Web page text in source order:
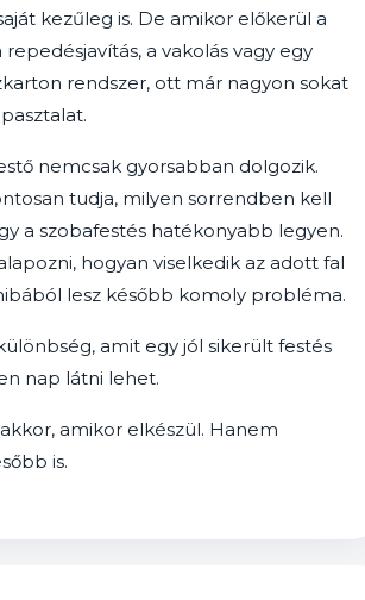
kezűleg is. De amikor előkerül a
repedésjavítás, a vakolás vagy egy
rendszer, ott már nagyon sokat
nemcsak gyorsabban dolgozik.
tudja, milyen sorrendben kell
a szobafestés hatékonyabb legyen.
hogyan viselkedik az adott fal
lesz később komoly probléma.
amit egy jól sikerült festés
nap látni lehet.
amikor elkészül. Hanem
is.